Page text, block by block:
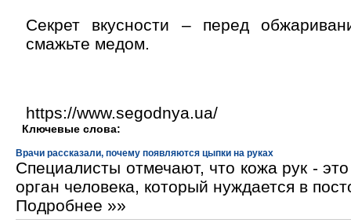
Секрет вкусности – перед
смажьте медом.
https://www.segodnya.ua/
Ключевые слова:
Врачи рассказали, почему появляются цыпки на руках
Специалисты отмечают, что кожа рук -
орган человека, который нуждается в
Подробнее »»